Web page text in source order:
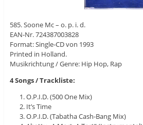
585. Soone Mc – o. p. i. d.
EAN-Nr. 724387003828
Format: Single-CD von 1993
Printed in Holland.
Musikrichtung / Genre: Hip Hop, Rap
4 Songs / Trackliste:
O.P.I.D. (500 One Mix)
It’s Time
O.P.I.D. (Tabatha Cash-Bang Mix)